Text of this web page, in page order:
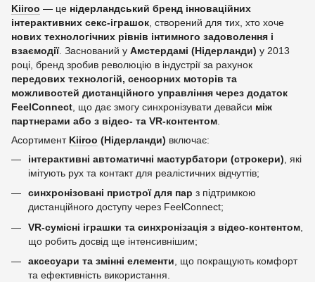
Kiiroo — це нідерландський бренд інноваційних
інтерактивних секс‑іграшок , створений для тих, хто хоче
нових технологічних рівнів інтимного задоволення і
взаємодії. Заснований у Амстердамі (Нідерланди) у 2013
році, бренд зробив революцію в індустрії за рахунок
передових технологій, сенсорних моторів та
можливостей дистанційного управління через додаток
FeelConnect , що дає змогу синхронізувати девайси між
партнерами або з відео‑ та VR‑контентом
Асортимент Kiiroo (Нідерланди) включає:
інтерактивні автоматичні мастурбатори (строкери) , які
імітують рух та контакт для реалістичних відчуттів;
синхронізовані пристрої для пар з підтримкою
дистанційного доступу через FeelConnect;
VR‑сумісні іграшки та синхронізація з відео‑контентом
що робить досвід ще інтенсивнішим;
аксесуари та змінні елементи , що покращують комфорт
та ефективність використання.